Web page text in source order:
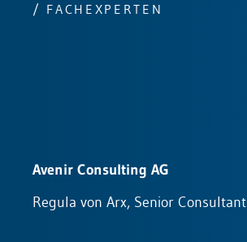
/ FACHEXPERTEN
Avenir Consulting AG
Regula von Arx, Senior Consultant